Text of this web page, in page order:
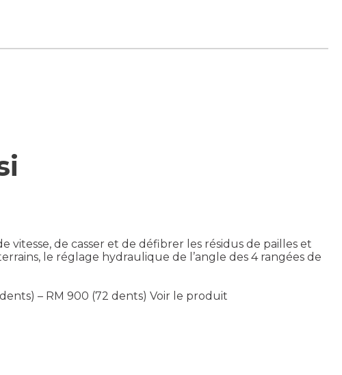
vitesse, de casser et de défibrer les résidus de pailles et
le réglage hydraulique de l’angle des 4 rangées de
– RM 900 (72 dents) Voir le produit